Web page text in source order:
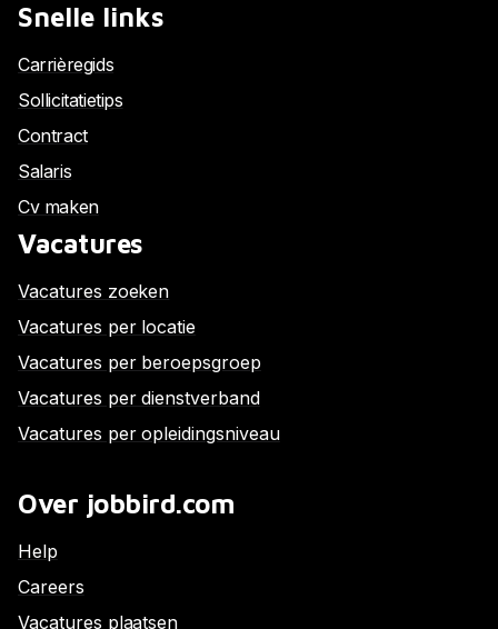
Snelle links
Carrièregids
Sollicitatietips
Contract
Salaris
Cv maken
Vacatures
Vacatures zoeken
Vacatures per locatie
Vacatures per beroepsgroep
Vacatures per dienstverband
Vacatures per opleidingsniveau
Over jobbird.com
Help
Careers
Vacatures plaatsen